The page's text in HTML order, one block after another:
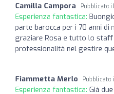
Camilla Campora Pubblicato il
Esperienza fantastica:
parte barocca per i 70 anni
graziare Rosa e tutto lo
professionalità nel gestire
Fiammetta Merlo Pubblicato
Esperienza fantastica: Già